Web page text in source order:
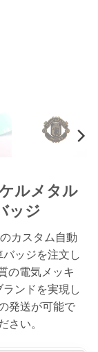
ルメタル
ッジ
カスタム自動
ッジを注文し
の電気メッキ
ンドを実現し
発送が可能で
さい。